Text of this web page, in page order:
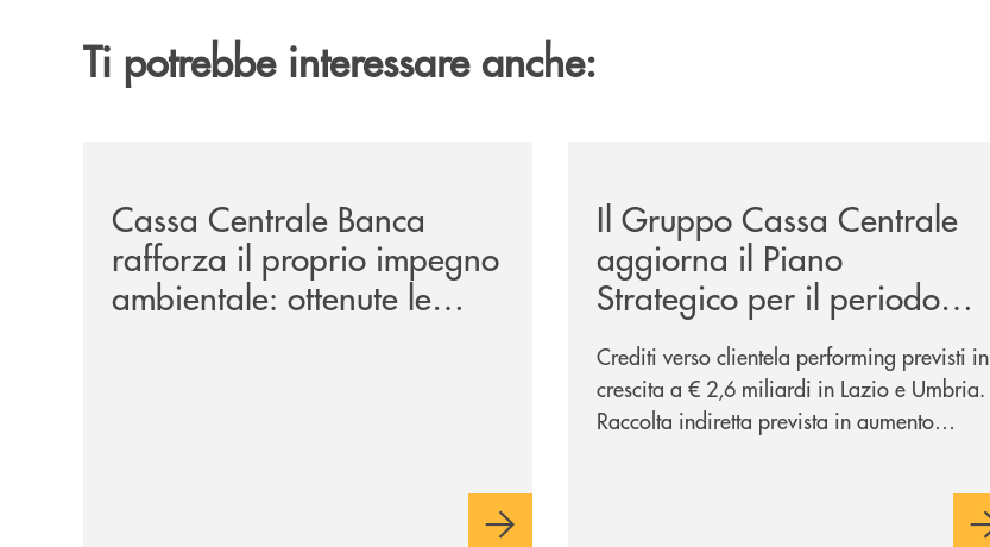
Ti potrebbe interessare anche:
Cassa Centrale Banca
rafforza il proprio impegno
ambientale: ottenute le
Il Gruppo Cassa Centrale
aggiorna il Piano
Strategico per il periodo
2025 – 2027 e le
proiezioni economico
finanziarie per le Banche
Crediti verso clientela performing previsti in
crescita a € 2,6 miliardi in Lazio e Umbria.
Raccolta indiretta prevista in aumento